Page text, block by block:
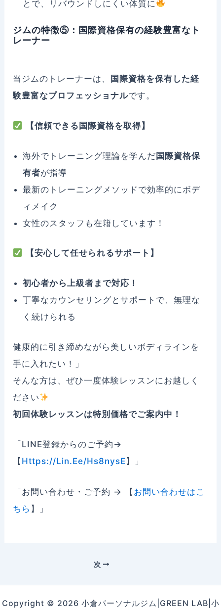
とで、リバウンドしにくい体質に
ジムの特徴⑤：国際資格保有の経験豊富なト
レーナー
当ジムのトレーナーは、
国際資格を保有した経
験豊富なプロフェッショナルです。
【信頼できる国際資格を取得】
海外でトレーニング理論を学んだ 国際資格保
有者が指導
最新のトレーニングメソッドで効率的にボデ
ィメイク
女性のスタッフも在籍しています！
【安心して任せられるサポート】
初心者から上級者まで対応！
丁寧なカウンセリングとサポートで、無理な
く続けられる
健康的に引き締めながら美しいボディラインを
手に入れたい！」
そんな方は、ぜひ一度体験レッスンにお越しく
ださい
初回体験レッスンは特別価格でご案内中！
「LINE登録からのご予約→
【 Https://lin.ee/Hs8nysE 】」
「お問い合わせ・ご予約 → 【 お問い合わせはこ
ちら 】」
次
Copyright © 2026 小倉パーソナルジム|GREEN LAB|小